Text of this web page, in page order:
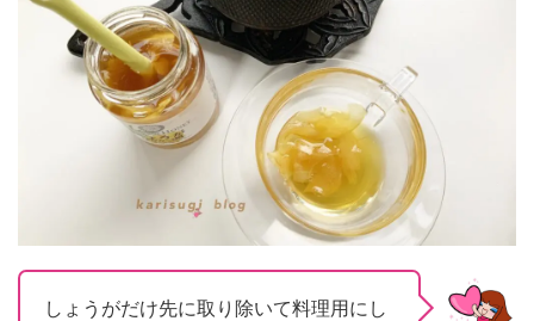
しょうがだけ先に取り除いて料理用にし